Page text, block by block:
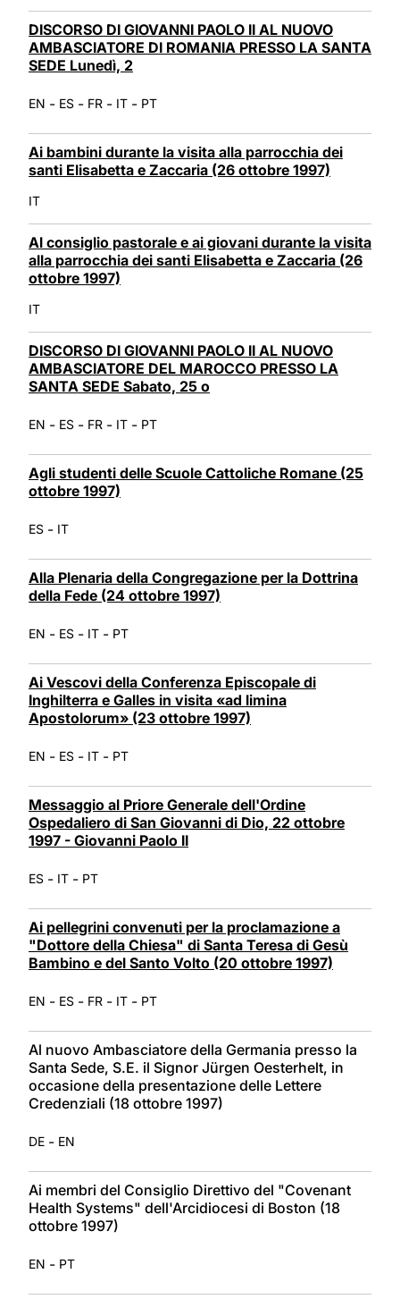
DISCORSO DI GIOVANNI PAOLO II AL NUOVO
AMBASCIATORE DI ROMANIA PRESSO LA SANTA
SEDE Lunedì, 2
EN - ES - FR - IT - PT
Ai bambini durante la visita alla parrocchia dei
santi Elisabetta e Zaccaria (26 ottobre 1997)
IT
Al consiglio pastorale e ai giovani durante la visita
alla parrocchia dei santi Elisabetta e Zaccaria (26
ottobre 1997)
IT
DISCORSO DI GIOVANNI PAOLO II AL NUOVO
AMBASCIATORE DEL MAROCCO PRESSO LA
SANTA SEDE Sabato, 25 o
EN - ES - FR - IT - PT
Agli studenti delle Scuole Cattoliche Romane (25
ottobre 1997)
ES - IT
Alla Plenaria della Congregazione per la Dottrina
della Fede (24 ottobre 1997)
EN - ES - IT - PT
Ai Vescovi della Conferenza Episcopale di
Inghilterra e Galles in visita «ad limina
Apostolorum» (23 ottobre 1997)
EN - ES - IT - PT
Messaggio al Priore Generale dell'Ordine
Ospedaliero di San Giovanni di Dio, 22 ottobre
1997 - Giovanni Paolo II
ES - IT - PT
Ai pellegrini convenuti per la proclamazione a
"Dottore della Chiesa" di Santa Teresa di Gesù
Bambino e del Santo Volto (20 ottobre 1997)
EN - ES - FR - IT - PT
Al nuovo Ambasciatore della Germania presso la
Santa Sede, S.E. il Signor Jürgen Oesterhelt, in
occasione della presentazione delle Lettere
Credenziali (18 ottobre 1997)
DE - EN
Ai membri del Consiglio Direttivo del "Covenant
Health Systems" dell'Arcidiocesi di Boston (18
ottobre 1997)
EN - PT